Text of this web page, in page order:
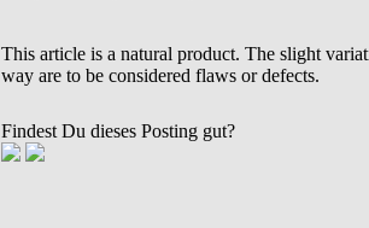
This article is a natural product. The slight
way are to be considered flaws or defects.
Findest Du dieses Posting gut?